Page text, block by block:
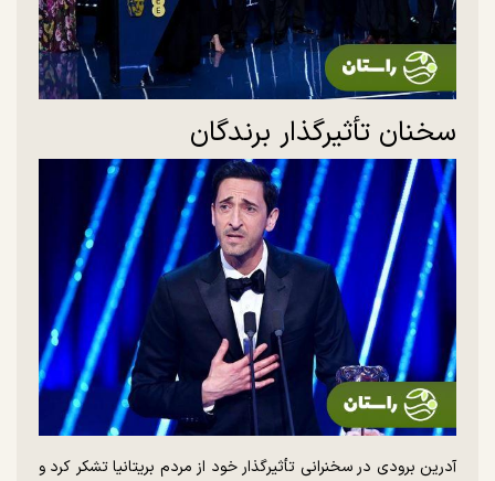
سخنان تأثیرگذار برندگان
آدرین برودی در سخنرانی تأثیرگذار خود از مردم بریتانیا تشکر کرد و